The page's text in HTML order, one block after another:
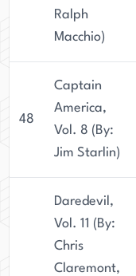
Ralph
Macchio)
48
Captain
America,
Vol. 8 (By:
Jim Starlin)
Daredevil,
Vol. 11 (By:
Chris
Claremont,